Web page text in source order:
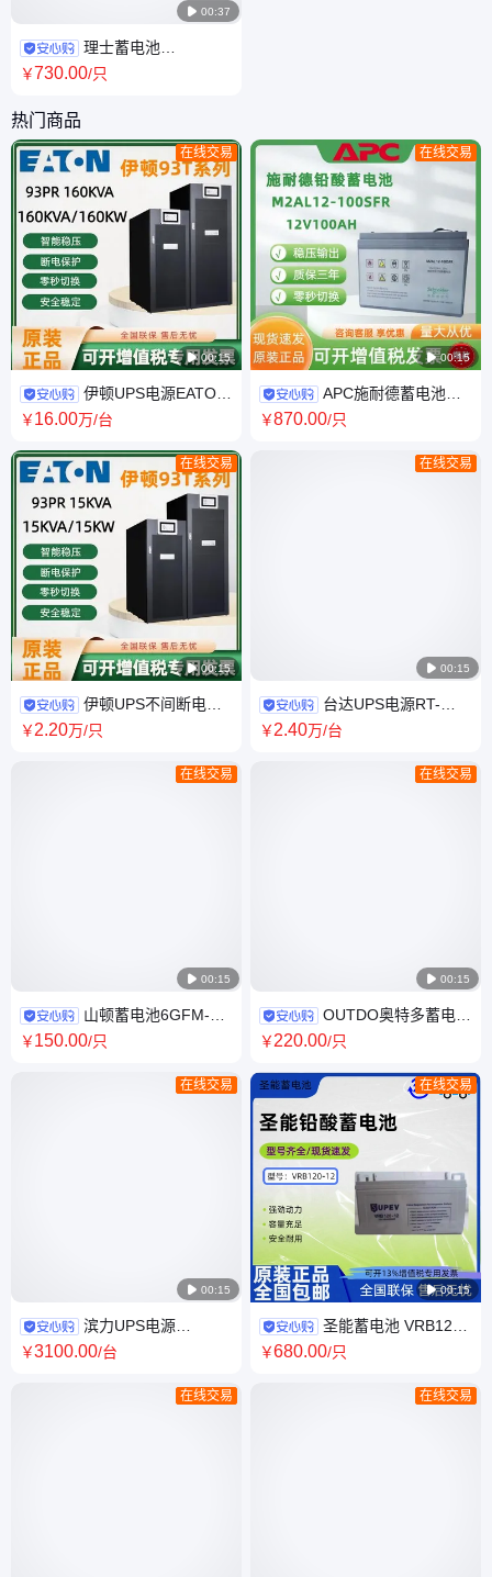
 00:37
理士蓄电池
12V120AH DJM12-120S铅酸
讯用
￥730.00/只
热门商品
 00:15
在线交易
伊顿UPS电源EATON
93E 系列 160KVA大型功率全
￥16.00万/台
 00:15
在线交易
伊顿UPS不间断电源
93T93PR三相电15KVA可出口
￥2.20万/只
 00:15
在线交易
山顿蓄电池6GFM-18
12V18AH 阀控式铅酸UPS电源
￥150.00/只
 00:15
在线交易
滨力UPS电源
3C10KS 在线式 10KVA/9KW
￥3100.00/台
在线交易
 00:15
在线交易
APC施耐德蓄电池
M2AL12-100SFR 密封铅酸电
￥870.00/只
 00:15
在线交易
台达UPS电源RT-
20K3P 支持三进单出 三进三出
￥2.40万/台
 00:15
在线交易
OUTDO奥特多蓄电池
OT24-12阀控铅酸12V24AH机
￥220.00/只
 00:15
在线交易
圣能蓄电池 VRB120-
12 免维护铅酸电池
￥680.00/只
在线交易